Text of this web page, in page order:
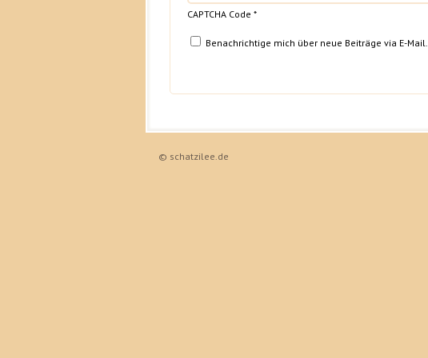
CAPTCHA Code *
Benachrichtige mich über neue Beiträge via E-Mail.
© schatzilee.de